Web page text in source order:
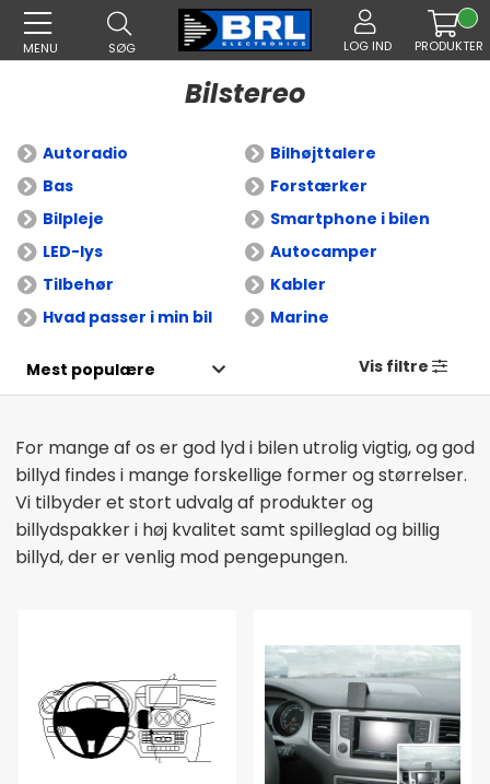
MENU SØG LOG IND PRODUKTER
Bilstereo
Autoradio
Bilhøjttalere
Bas
Forstærker
Bilpleje
Smartphone i bilen
LED-lys
Autocamper
Tilbehør
Kabler
Hvad passer i min bil
Marine
For mange af os er god lyd i bilen utrolig vigtig, og god
billyd findes i mange forskellige former og størrelser.
Vi tilbyder et stort udvalg af produkter og
billydspakker i høj kvalitet samt spilleglad og billig
billyd, der er venlig mod pengepungen.
Vis filtre